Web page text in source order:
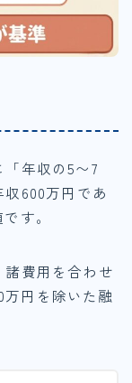
年収の5〜7
600万円であ
す。
費用を合わせ
円を除いた融